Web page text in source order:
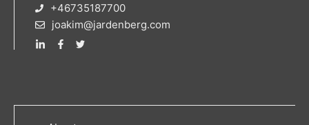
+46735187700
joakim@jardenberg.com